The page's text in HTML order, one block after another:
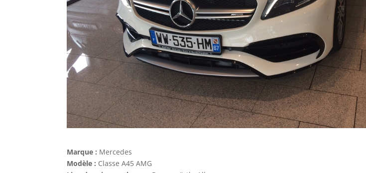
Marque : Mercedes
Modèle : Classe A45 AMG